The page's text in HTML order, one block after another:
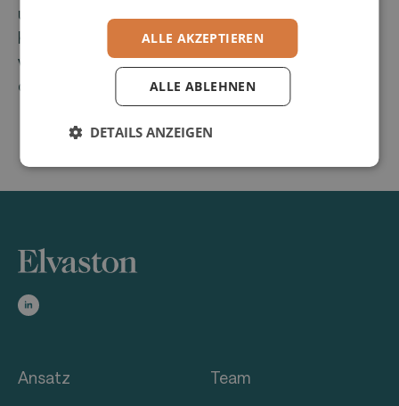
und Finanzbuchhaltung bis hin zum
Kundenmanagement. Unternehmen profitieren
von einer durchgängigen Lösung, die für
optimierte Abläufe und mehr Transparenz sorgt.
Ansatz
Team
ALLE AKZEPTIEREN
ALLE ABLEHNEN
DETAILS ANZEIGEN